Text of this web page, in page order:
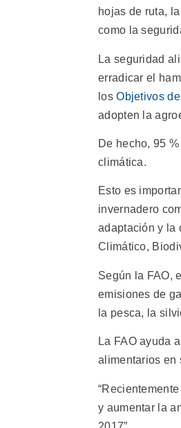
hojas de ruta,
como la
La seguridad
erradicar el
losObjetivos
adopten la
De hecho, 95
climática.
Esto es
invernadero
adaptación y la
Climático,
Según la FAO,
emisiones de
la pesca, la
La FAO ayuda
alimentarios en
y aumentar la